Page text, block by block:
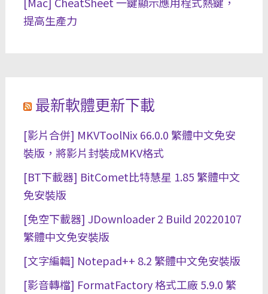
提高生產力
最新軟體更新下載
[影片合併] MKVToolNix 66.0.0 繁體中文免安
裝版，將影片封裝成MKV格式
[BT下載器] BitComet比特慧星 1.85 繁體中文
免安裝版
[免空下載器] JDownloader 2 Build 20220107
繁體中文免安裝版
[文字編輯] Notepad++ 8.2 繁體中文免安裝版
[影音轉檔] FormatFactory 格式工廠 5.9.0 繁